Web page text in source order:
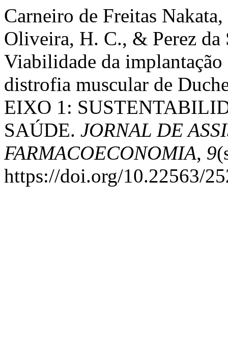
Carneiro de Freitas
Oliveira, H. C., & Perez
Viabilidade da implantação
distrofia muscular de
EIXO 1:
SAÚDE. JORNAL DE
FARMACOECONOMIA, 9
https://doi.org/10.22563/